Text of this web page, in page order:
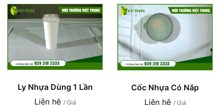
Ly Nhựa Dùng 1 Lần
Liên hệ / Giá
Cốc Nhựa Có Nắp
Liên hệ / Giá